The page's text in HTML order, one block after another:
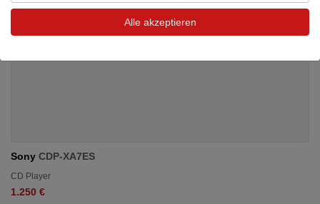
Sony CDP-XA7ES
CD Player
1.250 €
Alle akzeptieren